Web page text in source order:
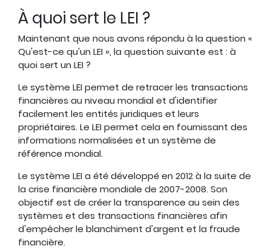
À quoi sert le LEI ?
Maintenant que nous avons répondu à la question «
Qu'est-ce qu'un LEI », la question suivante est : à
quoi sert un LEI ?
Le système LEI permet de retracer les transactions
financières au niveau mondial et d'identifier
facilement les entités juridiques et leurs
propriétaires. Le LEI permet cela en fournissant des
informations normalisées et un système de
référence mondial.
Le système LEI a été développé en 2012 à la suite de
la crise financière mondiale de 2007-2008. Son
objectif est de créer la transparence au sein des
systèmes et des transactions financières afin
d'empêcher le blanchiment d'argent et la fraude
financière.